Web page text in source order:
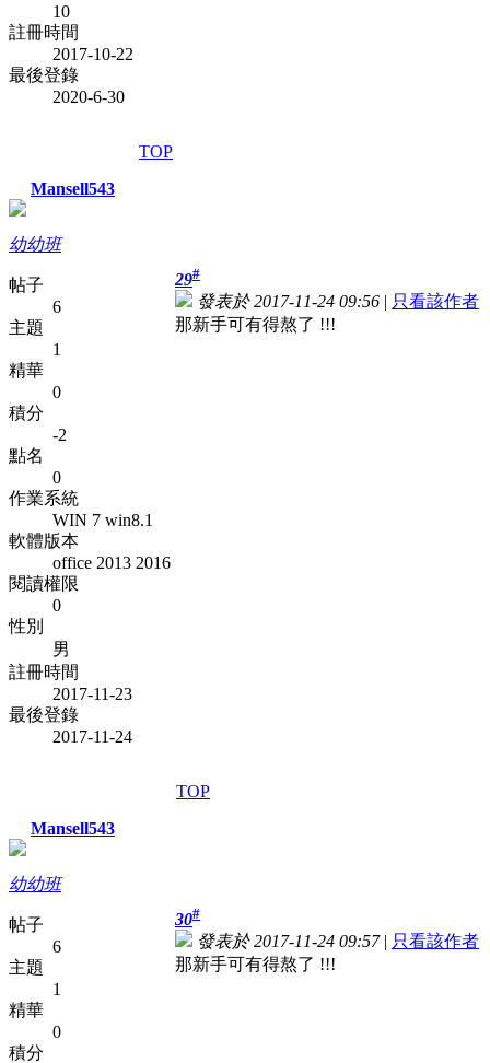
10
註冊時間
2017-10-22
最後登錄
2020-6-30
TOP
Mansell543
幼幼班
帖子
6
主題
1
精華
0
積分
-2
點名
0
作業系統
WIN 7 win8.1
軟體版本
office 2013 2016
閱讀權限
0
性別
男
註冊時間
2017-11-23
最後登錄
2017-11-24
29#
發表於 2017-11-24 09:56 | 只看該作者
那新手可有得熬了 !!!
TOP
Mansell543
幼幼班
帖子
6
主題
1
精華
0
積分
30#
發表於 2017-11-24 09:57| 只看該作者
那新手可有得熬了 !!!